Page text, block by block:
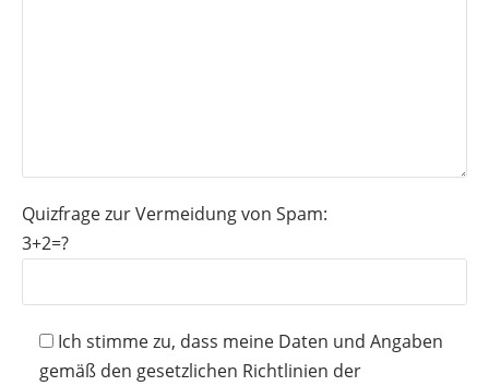
Quizfrage zur Vermeidung von Spam:
3+2=?
Ich stimme zu, dass meine Daten und Angaben
gemäß den gesetzlichen Richtlinien der